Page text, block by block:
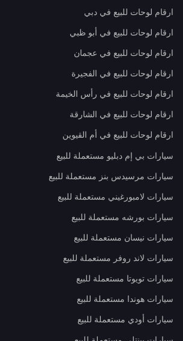
ارقام لوحات للبيع في دبي
ارقام لوحات للبيع في أبو ظبي
ارقام لوحات للبيع في عجمان
ارقام لوحات للبيع في الفجيرة
ارقام لوحات للبيع في رأس الخيمة
ارقام لوحات للبيع في الشارقة
ارقام لوحات للبيع في أم القيوين
سيارات بي إم دبليو مستعملة للبيع
سيارات مرسيدس بنز مستعملة للبيع
سيارات لامبورغيني مستعملة للبيع
سيارات بورشه مستعملة للبيع
سيارات نيسان مستعملة للبيع
سيارات لاند روفر مستعملة للبيع
سيارات تويوتا مستعملة للبيع
سيارات هوندا مستعملة للبيع
سيارات أودي مستعملة للبيع